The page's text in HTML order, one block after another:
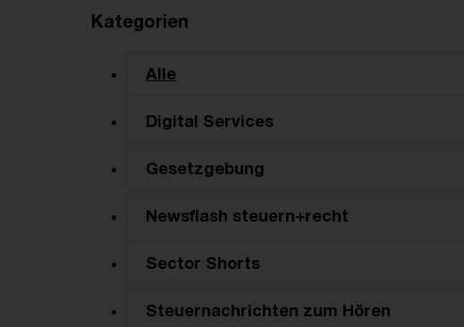
Kategorien
Alle
Digital Services
Gesetzgebung
Newsflash steuern+recht
Sector Shorts
Steuernachrichten zum Hören